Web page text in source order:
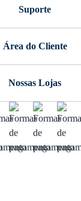
Suporte
Área do Cliente
Nossas Lojas